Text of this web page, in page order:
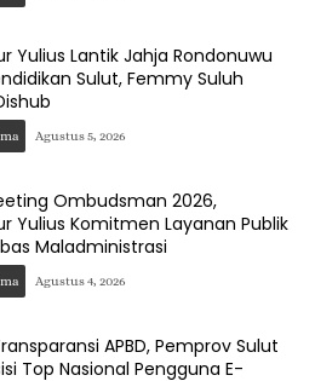
Yulius Lantik Jahja Rondonuwu
Sulut, Femmy Suluh
Agustus 5, 2026
Ombudsman 2026,
Yulius Komitmen Layanan Publik
Maladministrasi
Agustus 4, 2026
APBD, Pemprov Sulut
Top Nasional Pengguna E-